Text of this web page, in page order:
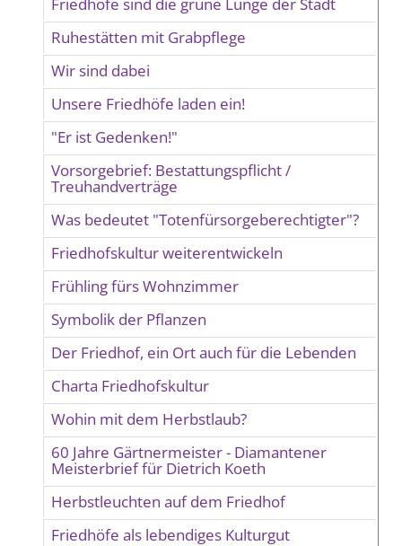
Ruhestätten mit Grabpflege
Wir sind dabei
Unsere Friedhöfe laden ein!
"Er ist Gedenken!"
Vorsorgebrief: Bestattungspflicht /
Treuhandverträge
Was bedeutet "Totenfürsorgeberechtigter"?
Friedhofskultur weiterentwickeln
Frühling fürs Wohnzimmer
Symbolik der Pflanzen
Der Friedhof, ein Ort auch für die Lebenden
Charta Friedhofskultur
Wohin mit dem Herbstlaub?
60 Jahre Gärtnermeister - Diamantener
Meisterbrief für Dietrich Koeth
Herbstleuchten auf dem Friedhof
Friedhöfe als lebendiges Kulturgut